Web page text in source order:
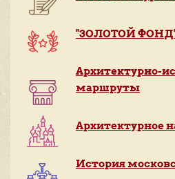
"ЗОЛОТОЙ
Архитектурно-
маршруты
Архитектурное
История